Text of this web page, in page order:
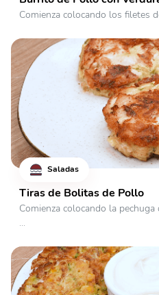
Comienza colocando los filetes
Saladas
Tiras de Bolitas de Pollo
Comienza colocando la
...